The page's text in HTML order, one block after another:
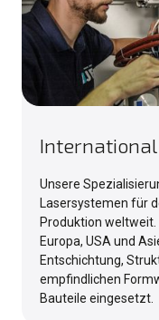
International
Unsere
Lasersystemen für
Produktion weltweit.
Europa, USA und
Entschichtung,
empfindlichen
Bauteile eingesetzt.